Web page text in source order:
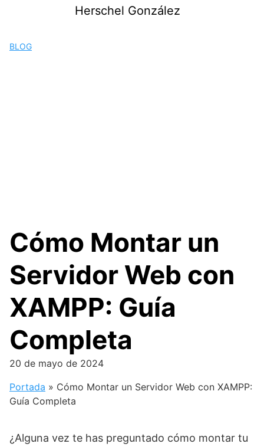
Herschel González
BLOG
Cómo Montar un
Servidor Web con
XAMPP: Guía
Completa
20 de mayo de 2024
Portada » Cómo Montar un Servidor Web con XAMPP:
Guía Completa
¿Alguna vez te has preguntado cómo montar tu